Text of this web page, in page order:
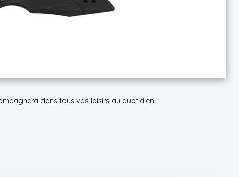
dans tous vos loisirs au quotidien.